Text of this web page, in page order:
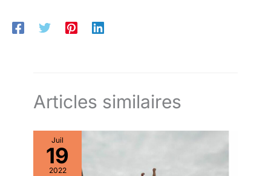
l’extérieur.
Articles similaires
Juil
19
2022